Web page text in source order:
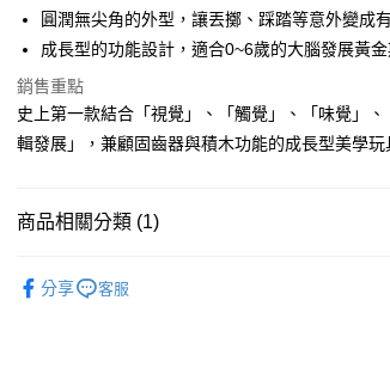
1.本服務由台灣大哥大提供，台灣大哥大用戶可立即使用
2.付款方式選擇「大哥付你分期」，訂單成立後會自動跳
流程，驗證手機門號後，選擇欲分期的期數、繳款截止日
完成交易。
3.實際核准額度、可分期數及費用金額請依後續交易確認
4.訂單成立30分鐘內，如未前往確認交易或遇審核未通
消。如遇「轉專審核」未通過狀況，表示未達大哥付你分
醒簡訊。
【關於「AFTEE先享後付」】
AFTEE先享後付是「在收到商品之後才付款」的支付方式
１．簡單：不需註冊會員、不需綁卡、不需儲值。
２．便利：只要手機號碼，簡訊認證，即可結帳。
【「AFTEE先享後付」結帳流程】
１．於結帳方式選擇「AFTEE先享後付」後，將跳轉至「
３．收到繳費通知簡訊後14天內，點擊此簡訊中的連結，
ATM付款
運送方式
每筆NT$70，滿NT$800(含以上)免運費
圓潤無尖角的外型，讓丟擲、踩踏等意外變成
成長型的功能設計，適合0~6歲的大腦發展黃金
銷售重點
史上第一款結合「視覺」、「觸覺」、「味覺」
輯發展」，兼顧固齒器與積木功能的成長型美學玩
商品相關分類 (1)
分享
客服